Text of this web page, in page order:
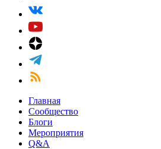
Главная
Сообщество
Блоги
Мероприятия
Q&A